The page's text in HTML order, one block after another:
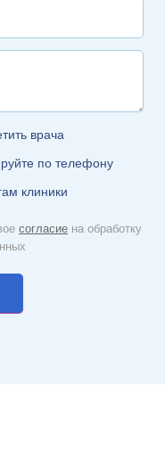
врача
по телефону
клиники
согласие на обработку